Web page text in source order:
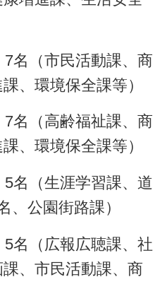
（市民活動課、商
、環境保全課等）
（高齢福祉課、商
、環境保全課等）
（生涯学習課、道
、公園街路課）
（広報広聴課、社
、市民活動課、商